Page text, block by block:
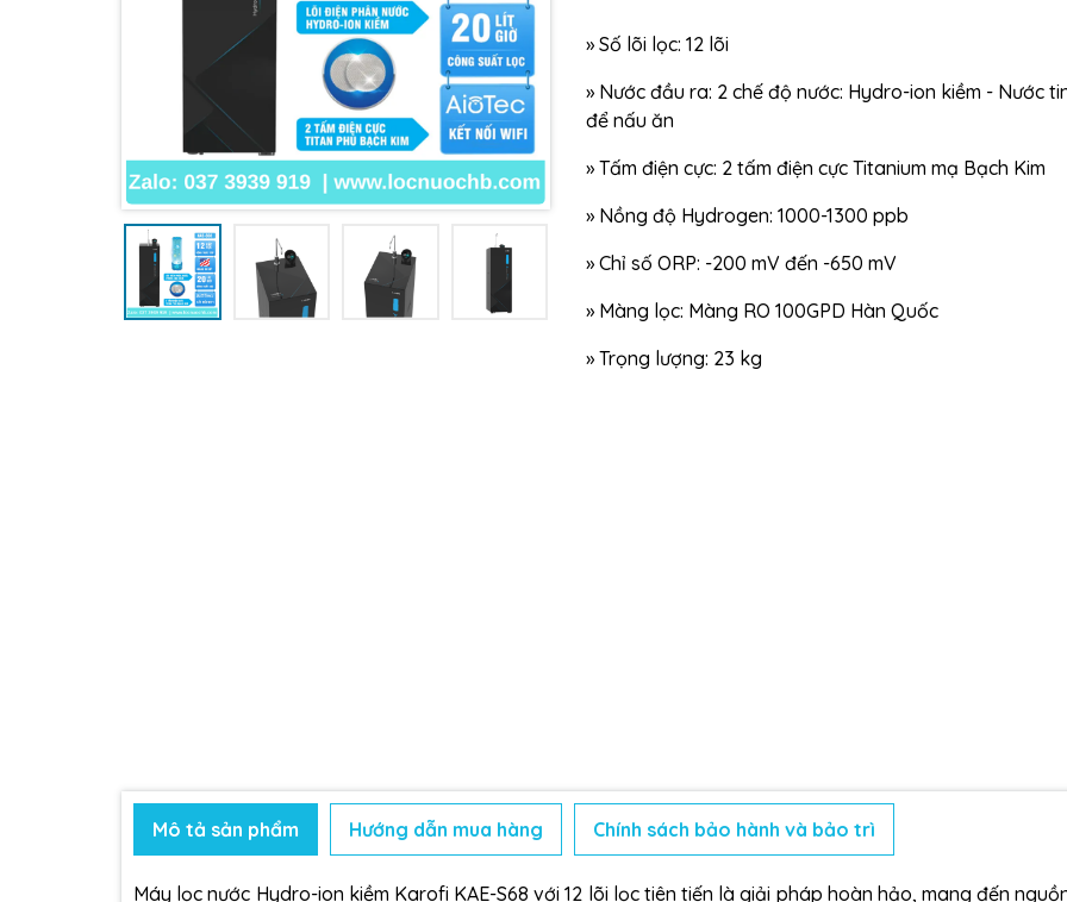
» Số lõi lọc: 12 lõi
» Nước đầu ra: 2 chế độ nước: Hydro-ion kiềm - Nước
để nấu ăn
» Tấm điện cực: 2 tấm điện cực Titanium mạ Bạch Kim
» Nồng độ Hydrogen: 1000-1300 ppb
» Chỉ số ORP: -200 mV đến -650 mV
» Màng lọc: Màng RO 100GPD Hàn Quốc
» Trọng lượng: 23 kg
Mô tả sản phẩm Hướng dẫn mua hàng Chính sách bảo hành và bảo trì
Máy lọc nước Hydro-ion kiềm Karofi KAE-S68 với 12 lõi lọc tiên tiến là giải pháp hoàn hảo, mang đến